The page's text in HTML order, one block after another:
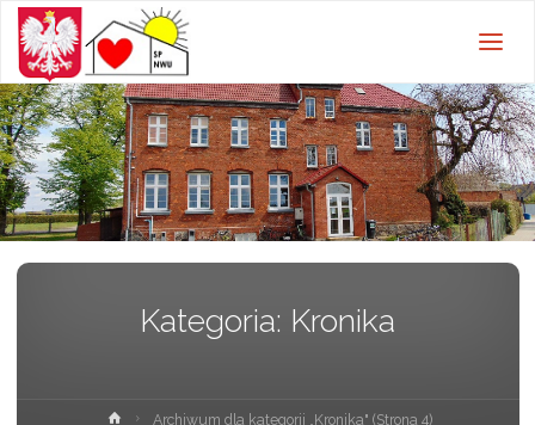
Ujskiej z
oddziałami
przedszkolnymi
Kategoria: Kronika
StronaArchiwum dla kategorii „Kronika" (Strona 4)